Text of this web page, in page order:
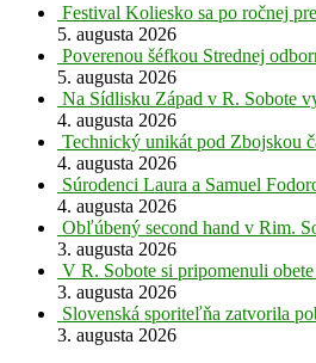
Festival Koliesko sa po ročnej
5. augusta 2026
Poverenou šéfkou Strednej
5. augusta 2026
Na Sídlisku Západ v R. Sobote
4. augusta 2026
Technický unikát pod Zbojskou
4. augusta 2026
Súrodenci Laura a Samuel
4. augusta 2026
Obľúbený second hand v Rim.
3. augusta 2026
V R. Sobote si pripomenuli
3. augusta 2026
Slovenská sporiteľňa zatvorila
3. augusta 2026